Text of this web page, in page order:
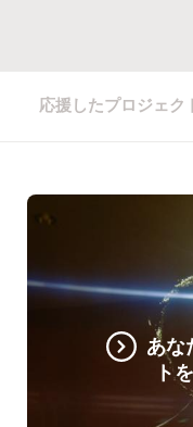
応援したプロジェク
あな
ト